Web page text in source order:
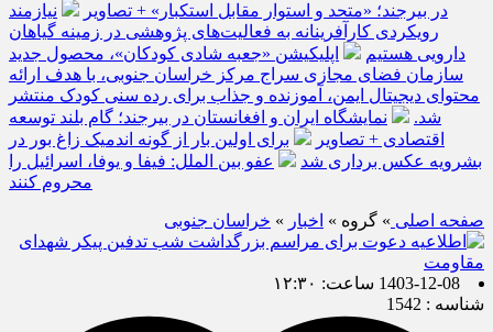
در بیرجند؛ «متحد و استوار مقابل استکبار» + تصاویر
نیازمند
رویکردی کارآفرینانه به فعالیت‌های پژوهشی در زمینه گیاهان
دارویی هستیم
اپلیکیشن «جعبه شادی کودکان»، محصول جدید
سازمان فضای مجازی سراج مرکز خراسان جنوبی، با هدف ارائه
محتوای دیجیتال ایمن، آموزنده و جذاب برای رده سنی کودک منتشر
شد.
نمایشگاه ایران و افغانستان در بیرجند؛ گام بلند توسعه
اقتصادی + تصاویر
برای اولین بار از گونه اندمیک زاغ بور در
بشرویه عکس برداری شد
عفو بین الملل: فیفا و یوفا، اسرائیل را
محروم کنند
صفحه اصلی » گروه » اخبار » خراسان جنوبی
1403-12-08 ساعت: ۱۲:۳۰
شناسه : 1542